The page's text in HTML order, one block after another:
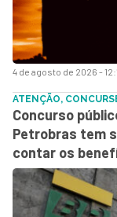
4 de agosto de 2026 -
ATENÇÃO,
Concurso
Petrobras tem
contar os